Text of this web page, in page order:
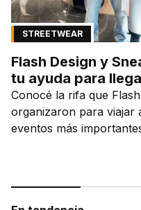
STREETWEAR
Flash Design y
tu ayuda para
Conocé la rifa que
organizaron para viajar
eventos más